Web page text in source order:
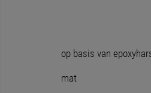
op basis van
mat